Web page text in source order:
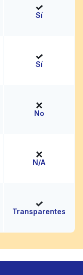
Sí
Sí
No
N/A
Transparentes